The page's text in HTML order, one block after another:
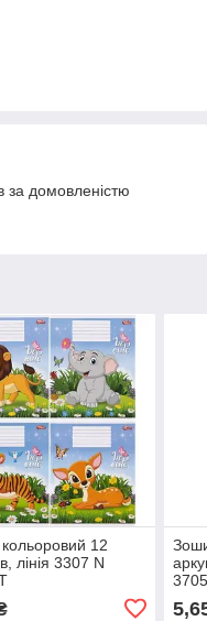
за домовленістю
12
лінія 3307 N